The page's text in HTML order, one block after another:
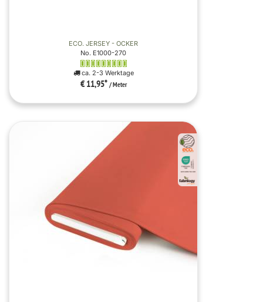
ECO. JERSEY - OCKER
No. E1000-270
ca. 2-3 Werktage
€ 11,95* / Meter